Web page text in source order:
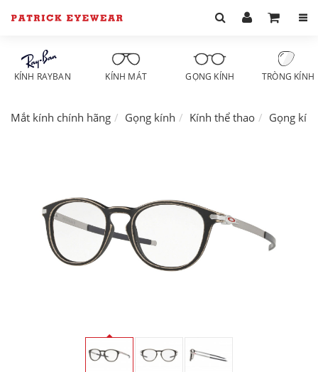
KÍNH RAYBAN KÍNH MÁT GỌNG KÍNH TRÒNG KÍNH
Mắt kính chính hãng Gọng kính Kính thể thao Gọng